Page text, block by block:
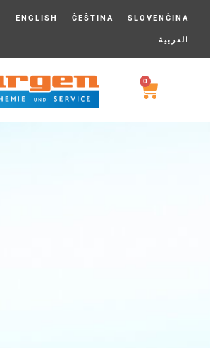
ENGLISH ČEŠTINA SLOVENČINA
العربية
0